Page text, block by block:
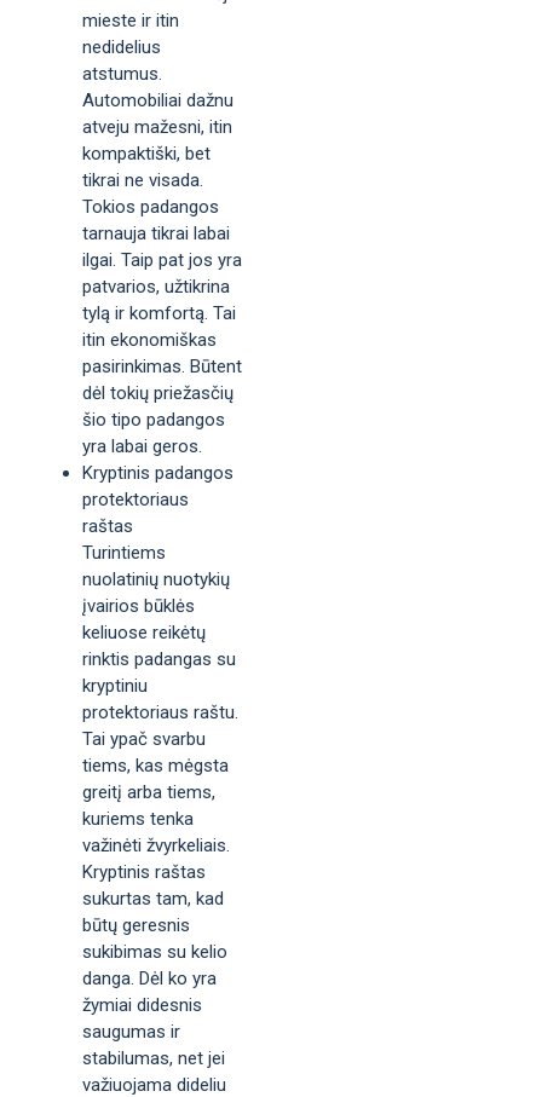
mieste ir itin
nedidelius
atstumus.
Automobiliai dažnu
atveju mažesni, itin
kompaktiški, bet
tikrai ne visada.
Tokios padangos
tarnauja tikrai labai
ilgai. Taip pat jos yra
patvarios, užtikrina
tylą ir komfortą. Tai
itin ekonomiškas
pasirinkimas. Būtent
dėl tokių priežasčių
šio tipo padangos
yra labai geros.
Kryptinis padangos
protektoriaus
raštas
Turintiems
nuolatinių nuotykių
įvairios būklės
keliuose reikėtų
rinktis padangas su
kryptiniu
protektoriaus raštu.
Tai ypač svarbu
tiems, kas mėgsta
greitį arba tiems,
kuriems tenka
važinėti žvyrkeliais.
Kryptinis raštas
sukurtas tam, kad
būtų geresnis
sukibimas su kelio
danga. Dėl ko yra
žymiai didesnis
saugumas ir
stabilumas, net jei
važiuojama dideliu